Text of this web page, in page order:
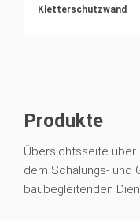
Kletterschutzwand
Produkte
Übersichtsseite über
dem Schalungs- und
baubegleitenden